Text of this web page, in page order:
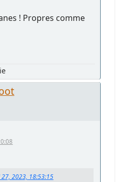
! Propres comme
2023, 18:53:15